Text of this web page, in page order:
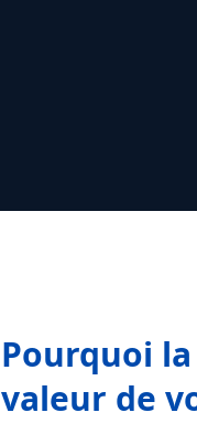
Pourquoi
valeur de